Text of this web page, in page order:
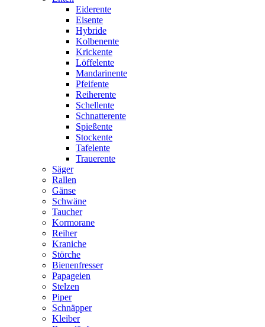
Eiderente
Eisente
Hybride
Kolbenente
Krickente
Löffelente
Mandarinente
Pfeifente
Reiherente
Schellente
Schnatterente
Spießente
Stockente
Tafelente
Trauerente
Säger
Rallen
Gänse
Schwäne
Taucher
Kormorane
Reiher
Kraniche
Störche
Bienenfresser
Papageien
Stelzen
Piper
Schnäpper
Kleiber